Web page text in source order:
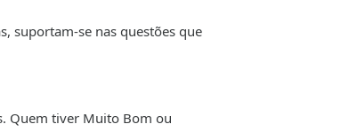
suportam-se nas questões que
Quem tiver Muito Bom ou